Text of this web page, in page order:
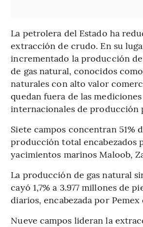
La petrolera del Estado ha
extracción de crudo. En su
incrementado la producción
de gas natural, conocidos
naturales con alto valor
quedan fuera de las mediciones
internacionales de producción
Siete campos concentran 51%
producción total encabezados
yacimientos marinos Maloob,
La producción de gas natural
cayó 1,7% a 3.977 millones de
diarios, encabezada por Pemex
Nueve campos lideran la